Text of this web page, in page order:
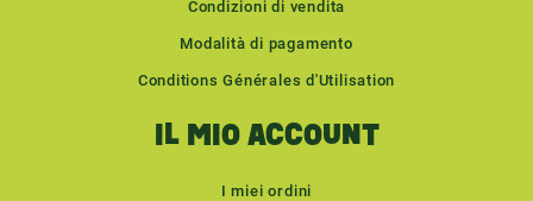
Condizioni di vendita
Modalità di pagamento
Conditions Générales d'Utilisation
IL MIO ACCOUNT
I miei ordini